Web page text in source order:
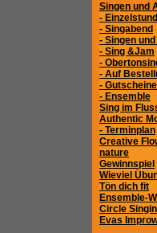
Singen und
-
- Singabend
- Singen
- Sing &Jam
-
- Auf
- Gutscheine
- Ensemble
Sing im
Authentic
- Terminplan
Creative
nature
Gewinnspiel
Wieviel
Tön dich fit
Ensemble-
Circle
Evas